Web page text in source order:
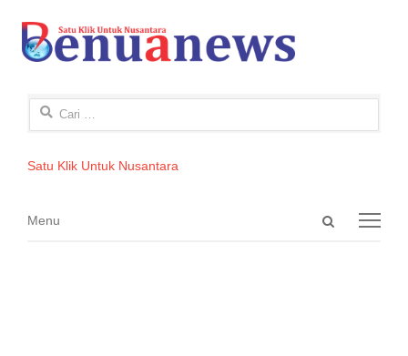
Cari
Satu Klik Untuk Nusantara
Open
Menu
Menu